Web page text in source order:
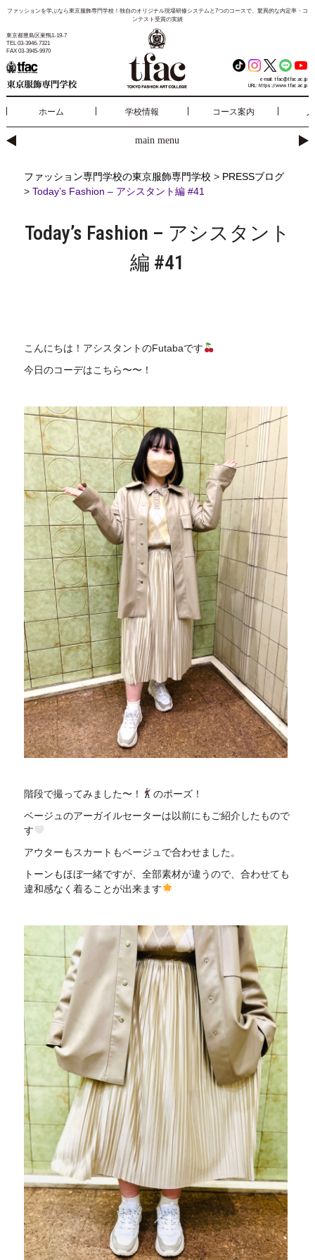
ファッションを学ぶなら東京服飾専門学校！独自のオリジナル現場研修システムと7つのコースで、驚異的な内定率・コ
ンテスト受賞の実績
東京都豊島区巣鴨1-19-7
TEL 03-3946-7321
FAX 03-3945-9970
e-mail: tfac@tfac.ac.jp
URL: https://www.tfac.ac.jp
ホーム 学校情報 コース案内
main menu
ファッション専門学校の東京服飾専門学校 > PRESSブログ
> Today’s Fashion – アシスタント編 #41
Today’s Fashion – アシスタント
編 #41
こんにちは！アシスタントのFutabaです
今日のコーデはこちら〜〜！
階段で撮ってみました〜！
のポーズ！
ベージュのアーガイルセーターは以前にもご紹介したもので
す
アウターもスカートもベージュで合わせました。
トーンもほぼ一緒ですが、全部素材が違うので、合わせても
違和感なく着ることが出来ます